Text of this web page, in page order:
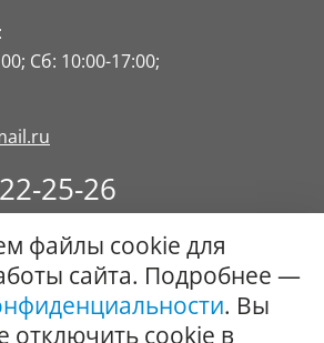
Сб: 10:00-17:00;
25-26
17-89
звонок
1996 - 2026. Все права
файлы cookie для
сайта. Подробнее —
. Вы
отключить cookie в